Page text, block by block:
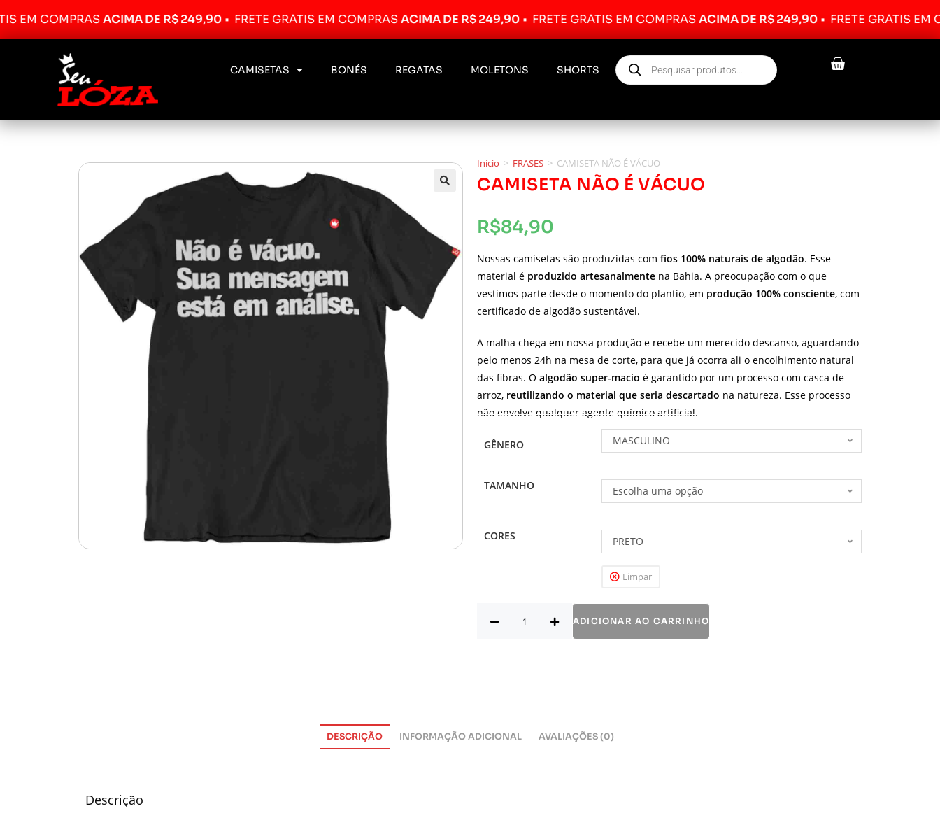
ACIMA DE R$ 249,90• FRETE GRÁTIS EM COMPRASACIMA DE R$ 249,90• FRETE GRÁTIS EM COMPRASACIMA DE R$ 249,90• FRETE GRÁTIS EM
CAMISETAS BONÉS REGATAS MOLETONS SHORTS
Início > FRASES > CAMISETA NÃO É VÁCUO
CAMISETA NÃO É VÁCUO
R$84,90
Nossas camisetas são produzidas com fios 100% naturais de algodão. Esse
material é produzido artesanalmente na Bahia. A preocupação com o que
vestimos parte desde o momento do plantio, em produção 100% consciente, com
certificado de algodão sustentável.
A malha chega em nossa produção e recebe um merecido descanso, aguardando
pelo menos 24h na mesa de corte, para que já ocorra ali o encolhimento natural
das fibras. O algodão super-macio é garantido por um processo com casca de
arroz, reutilizando o material que seria descartado na natureza. Esse processo
não envolve qualquer agente químico artificial.
GÊNERO MASCULINO
TAMANHO Escolha uma opção
CORES PRETO
Limpar
ADICIONAR AO CARRINHO
DESCRIÇÃO INFORMAÇÃO ADICIONAL AVALIAÇÕES (0)
Descrição